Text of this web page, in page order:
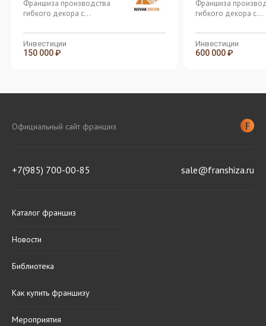
Франшиза производства
гибкого декора с
рублей
Инвестиции
150 000 ₽
Франшиза
гибкого декора с
рублей
Инвестиции
600 000 ₽
Официальный сайт франшиз
+7(985) 700-00-85 sale@franshiza.ru
Каталог франшиз
Новости
Библиотека
Как купить франшизу
Мероприятия